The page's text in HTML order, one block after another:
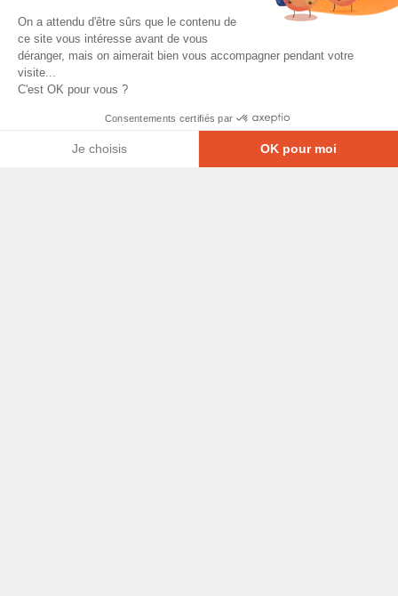
On a attendu d'être sûrs que le contenu de
ce site vous intéresse avant de vous
déranger, mais on aimerait bien vous accompagner pendant votre
visite...
C'est OK pour vous ?
Consentements certifiés par
Je choisis OK pour moi